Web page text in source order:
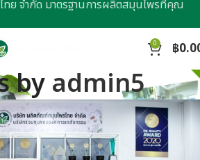
0 ฿
by admin5
ย จำกัด มาตรฐานการผลิตสมุนไพรที่คุณ